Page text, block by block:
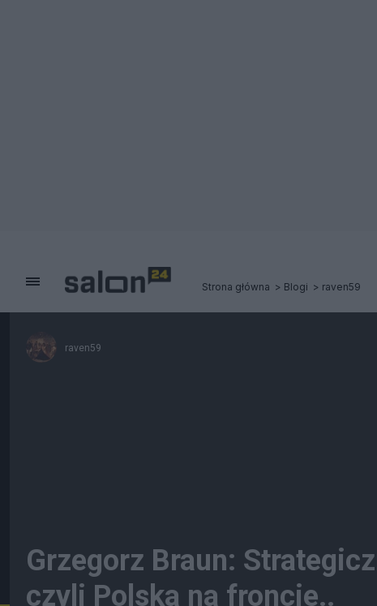
Strona główna Blogi raven59
raven59
Grzegorz Braun:
czyli Polska na froncie..